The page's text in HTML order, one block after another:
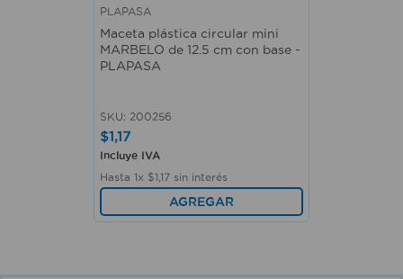
PLAPASA
Maceta plástica circular mini
MARBELO de 12.5 cm con base -
PLAPASA
SKU: 200256
$1,17
Incluye IVA
Hasta 1x $1 17 sin interés
AGREGAR